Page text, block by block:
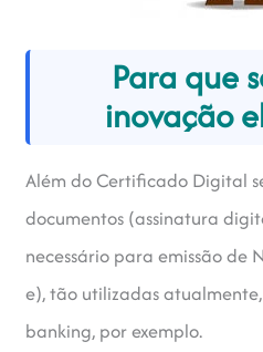
Para que
inovação
Além do Certificado Digital
documentos (assinatura
necessário para emissão de
e), tão utilizadas
banking, por exemplo.